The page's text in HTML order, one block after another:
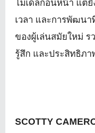
โมเดลก่อนหน้า แต่
เวลา และการพัฒน
ของผู้เล่นสมัยใหม่ ร
รู้สึก และประสิทธิภา
SCOTTY